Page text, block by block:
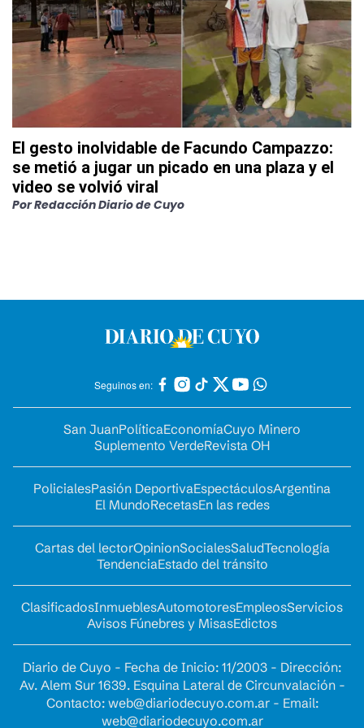
El gesto inolvidable de Facundo Campazzo:
se metió a jugar un picado en una plaza y el
video se volvió viral
PorRedacción Diario de Cuyo
Seguinos en:
San JuanPolíticaEconomíaCuyo Minero
Suplemento VerdeRevista OH
PolicialesPasión DeportivaEspectáculosArgentina
El MundoRecetasEn las redes
Cartas del lectorOpinionSocialesSaludTecnología
TendenciaEstado del tránsito
ClasificadosInmueblesAutomotoresEmpleosServicios
Avisos Fúnebres y MisasEdictos
Diario de Cuyo - Fecha de Inicio: 11/2003 - Dirección:
Av. Alem Sur 1639. Esquina Lateral de Circunvalación -
Contacto: web@diariodecuyo.com.ar- Email:
web@diariodecuyo.com.ar